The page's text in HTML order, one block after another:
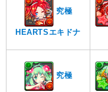
究極
HEARTSエキドナ
究極